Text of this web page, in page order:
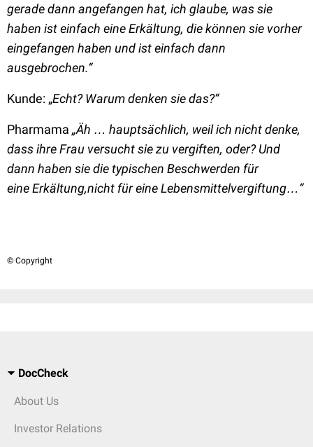
gerade dann angefangen hat, ich glaube, was sie
haben ist einfach eine Erkältung, die können sie vorher
eingefangen haben und ist einfach dann
ausgebrochen.“
Kunde: „Echt? Warum denken sie das?“
Pharmama „Äh … hauptsächlich, weil ich nicht denke,
dass ihre Frau versucht sie zu vergiften, oder? Und
dann haben sie die typischen Beschwerden für
eine Erkältung,nicht für eine Lebensmittelvergiftung…“
© Copyright
DocCheck
About Us
Investor Relations